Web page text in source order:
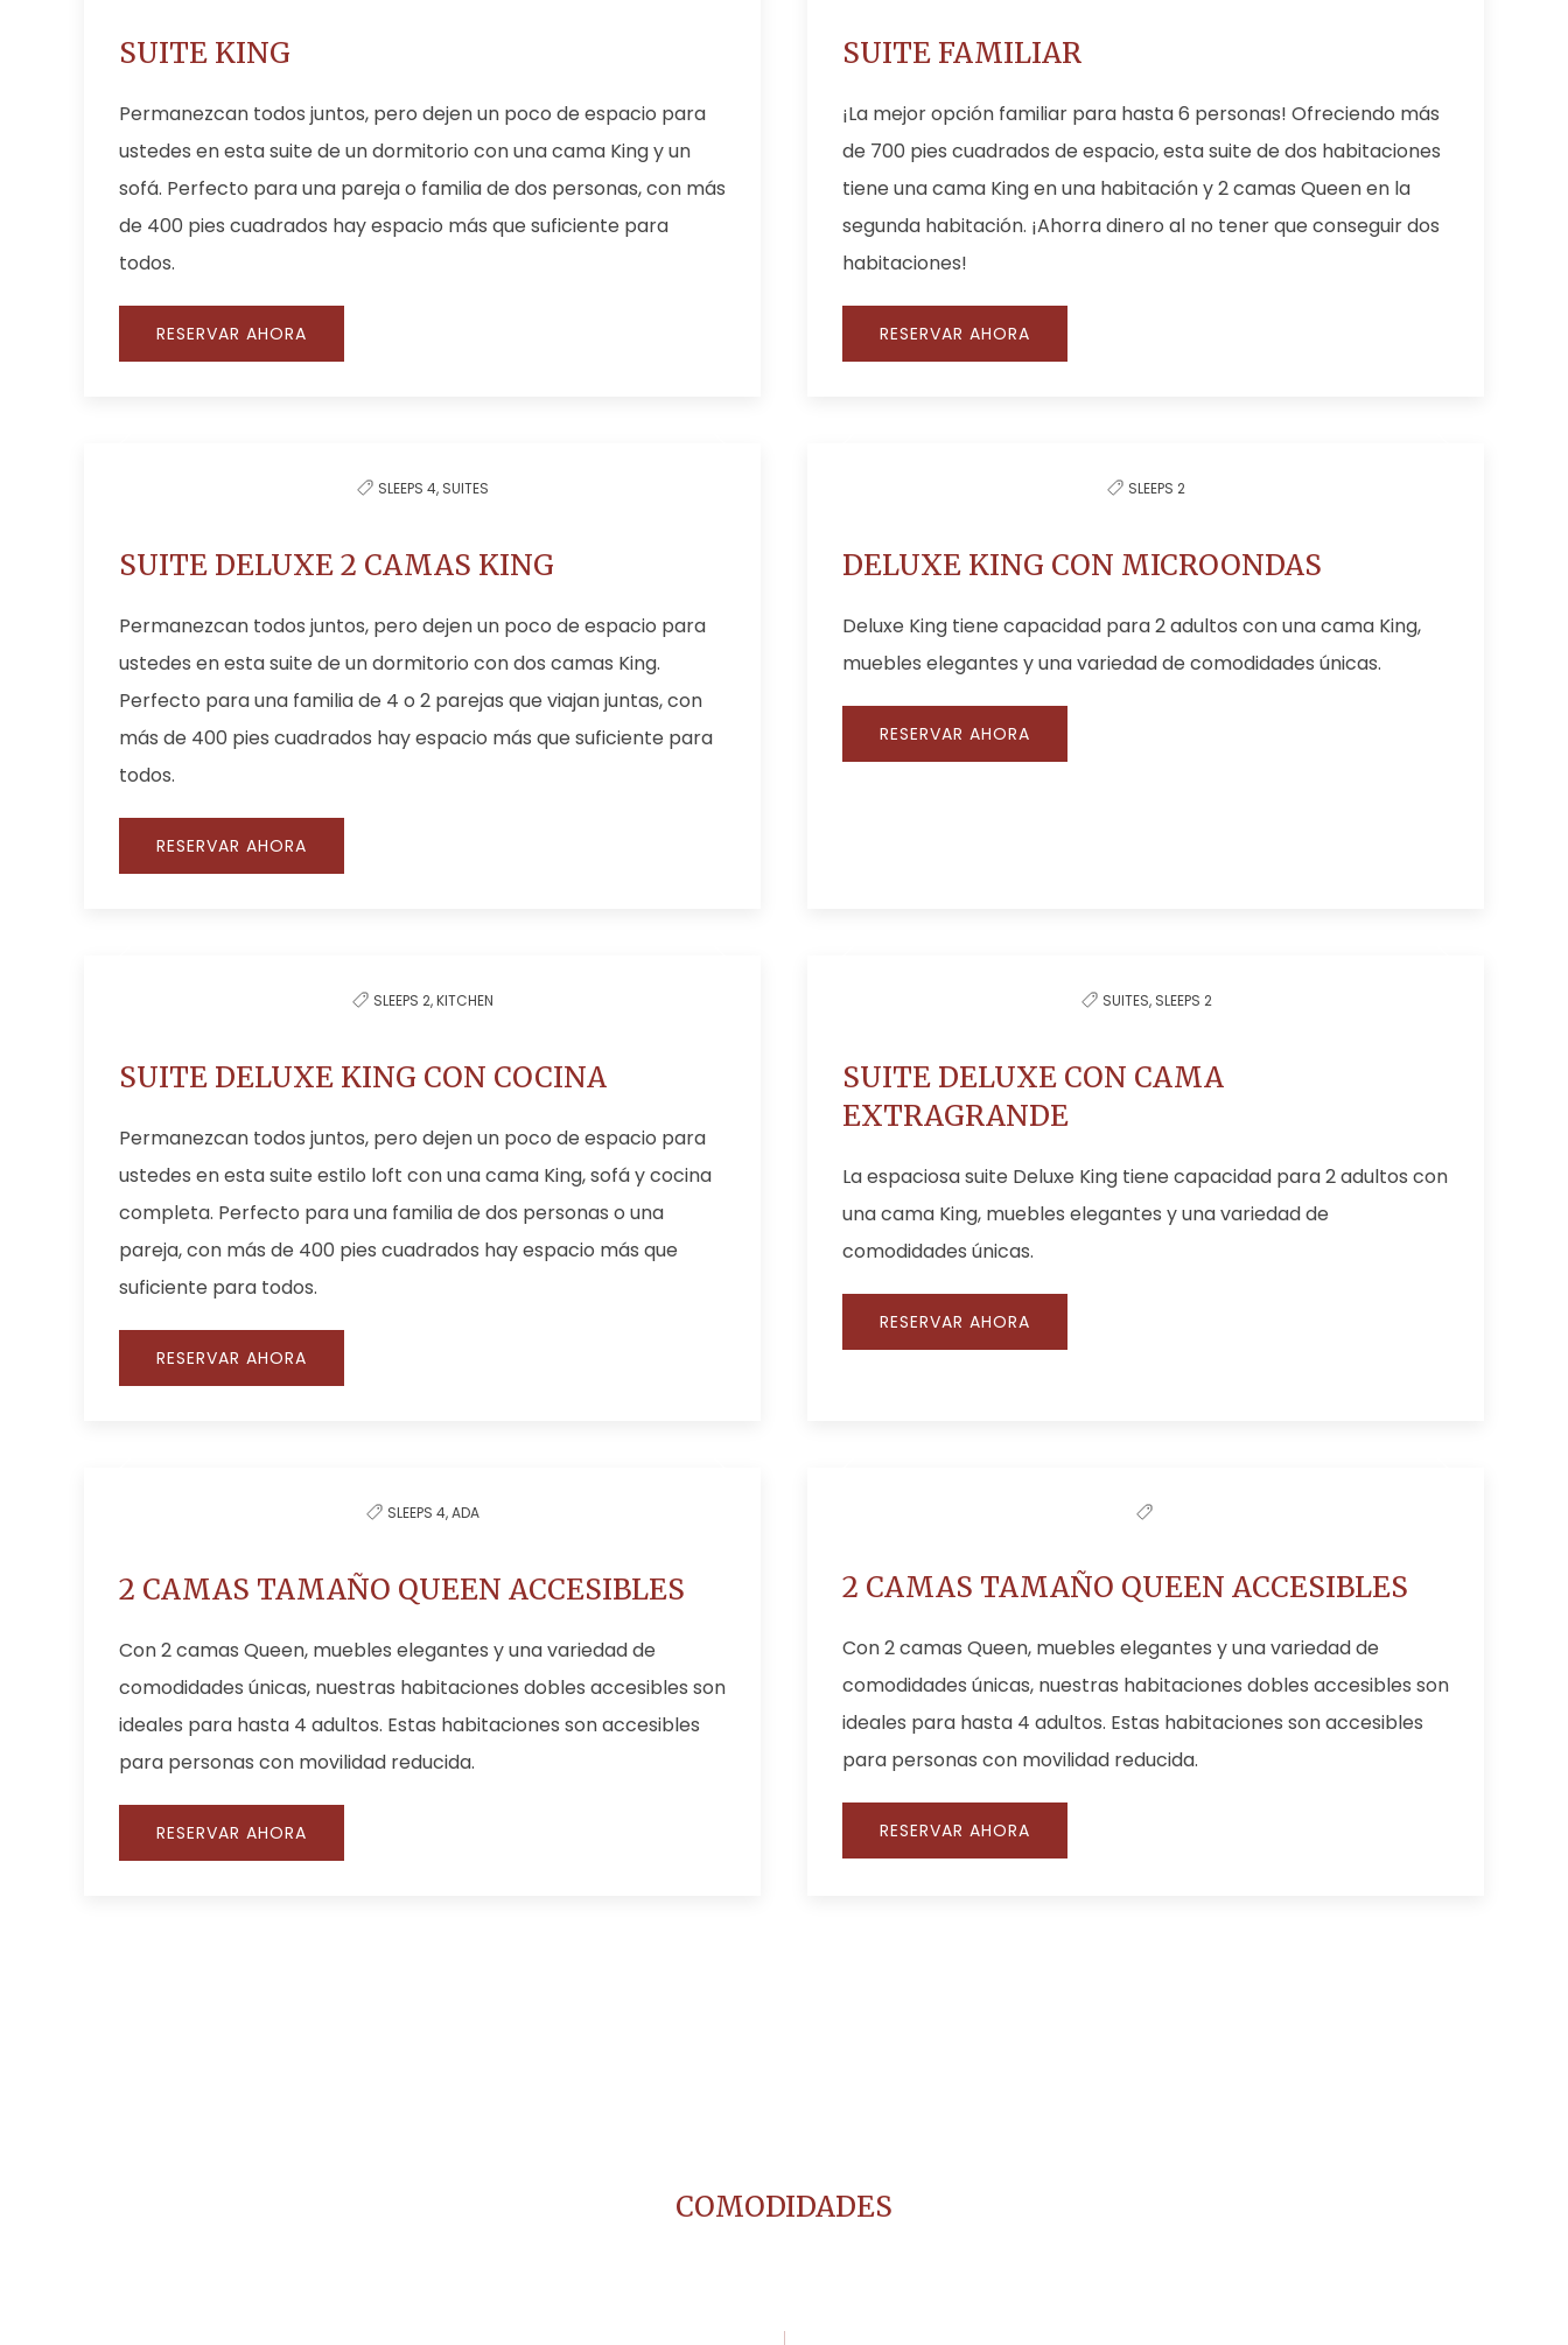
SUITE KING
Permanezcan todos juntos, pero dejen un poco de espacio para
ustedes en esta suite de un dormitorio con una cama King y un
sofá. Perfecto para una pareja o familia de dos personas, con más
de 400 pies cuadrados hay espacio más que suficiente para
todos.
RESERVAR AHORA
SUITE FAMILIAR
¡La mejor opción familiar para hasta 6 personas! Ofreciendo más
de 700 pies cuadrados de espacio, esta suite de dos habitaciones
tiene una cama King en una habitación y 2 camas Queen en la
segunda habitación. ¡Ahorra dinero al no tener que conseguir dos
habitaciones!
RESERVAR AHORA
SLEEPS 4, SUITES
SUITE DELUXE 2 CAMAS KING
Permanezcan todos juntos, pero dejen un poco de espacio para
ustedes en esta suite de un dormitorio con dos camas King.
Perfecto para una familia de 4 o 2 parejas que viajan juntas, con
más de 400 pies cuadrados hay espacio más que suficiente para
todos.
RESERVAR AHORA
SLEEPS 2
DELUXE KING CON MICROONDAS
Deluxe King tiene capacidad para 2 adultos con una cama King,
muebles elegantes y una variedad de comodidades únicas.
RESERVAR AHORA
SLEEPS 2,KITCHEN
SUITE DELUXE KING CON COCINA
Permanezcan todos juntos, pero dejen un poco de espacio para
ustedes en esta suite estilo loft con una cama King, sofá y cocina
completa. Perfecto para una familia de dos personas o una
pareja, con más de 400 pies cuadrados hay espacio más que
suficiente para todos.
RESERVAR AHORA
SUITES, SLEEPS 2
SUITE DELUXE CON CAMA
EXTRAGRANDE
La espaciosa suite Deluxe King tiene capacidad para 2 adultos con
una cama King, muebles elegantes y una variedad de
comodidades únicas.
RESERVAR AHORA
SLEEPS 4,ADA
2 CAMAS TAMAÑO QUEEN ACCESIBLES
Con 2 camas Queen, muebles elegantes y una variedad de
comodidades únicas, nuestras habitaciones dobles accesibles son
ideales para hasta 4 adultos. Estas habitaciones son accesibles
para personas con movilidad reducida.
RESERVAR AHORA
2 CAMAS TAMAÑO QUEEN ACCESIBLES
Con 2 camas Queen, muebles elegantes y una variedad de
comodidades únicas, nuestras habitaciones dobles accesibles son
ideales para hasta 4 adultos. Estas habitaciones son accesibles
para personas con movilidad reducida.
RESERVAR AHORA
COMODIDADES